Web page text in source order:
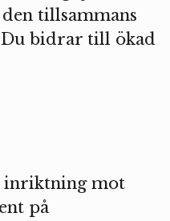
tillsammans
bidrar till ökad
inriktning mot
på